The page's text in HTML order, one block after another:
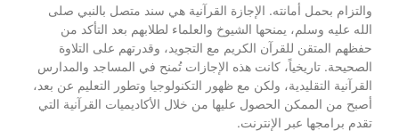
والتزام بحمل أمانته. الإجازة القرآنية هي سند متصل بالنبي صلى
الله عليه وسلم، يمنحها الشيوخ والعلماء لطلابهم بعد التأكد من
حفظهم المتقن للقرآن الكريم مع التجويد، وقدرتهم على التلاوة
الصحيحة. تاريخياً، كانت هذه الإجازات تُمنح في المساجد والمدارس
القرآنية التقليدية، ولكن مع ظهور التكنولوجيا وتطور التعليم عن بعد،
أصبح من الممكن الحصول عليها من خلال الأكاديميات القرآنية التي
تقدم برامجها عبر الإنترنت.